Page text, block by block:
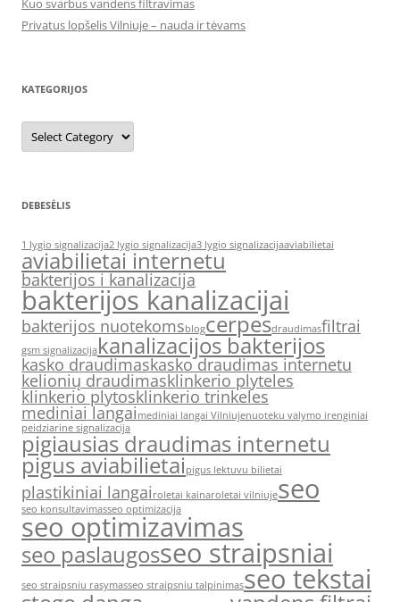
Kuo svarbus vandens filtravimas
Privatus lopšelis Vilniuje – nauda ir tėvams
KATEGORIJOS
Kategorijos
DEBESĖLIS
1 lygio signalizacija2 lygio signalizacija3 lygio signalizacijaaviabilietai
aviabilietai internetu
bakterijos i kanalizacija
bakterijos kanalizacijai
bakterijos nuotekomsblogcerpesdraudimasfiltrai
gsm signalizacijakanalizacijos bakterijos
kasko draudimaskasko draudimas internetu
kelionių draudimasklinkerio plyteles
klinkerio plytosklinkerio trinkeles
mediniai langai mediniai langai Vilniujenuoteku valymo irenginiai
peidziarine signalizacija
pigiausias draudimas internetu
pigus aviabilietaipigus lektuvu bilietai
plastikiniai langai roletai kainaroletai vilniujeseo
seo konsultavimasseo optimizacija
seo optimizavimas
seo paslaugosseo straipsniai
seo straipsniu rasymasseo straipsniu talpinimasseo tekstai